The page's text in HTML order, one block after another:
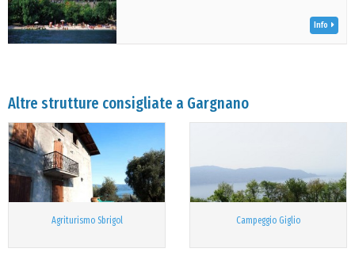
Info
Altre strutture consigliate a Gargnano
Agriturismo Sbrigol Campeggio Giglio